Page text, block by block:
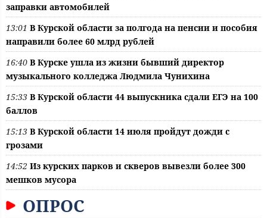
заправки автомобилей
13:01 В Курской области за полгода на пенсии и пособия
направили более 60 млрд рублей
16:40 В Курске ушла из жизни бывший директор
музыкального колледжа Людмила Чунихина
15:33 В Курской области 44 выпускника сдали ЕГЭ на 100
баллов
15:13 В Курской области 14 июля пройдут дожди с
грозами
14:52 Из курских парков и скверов вывезли более 300
мешков мусора
ОПРОС